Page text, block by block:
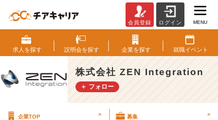
人
の
頃
に
や
ら
会員登録 ログイン MENU
求人を探す 説明会を探す 企業を探す 就職イベント
株式会社 ZEN Integration
＋ フォロー
企業TOP > 募集 >